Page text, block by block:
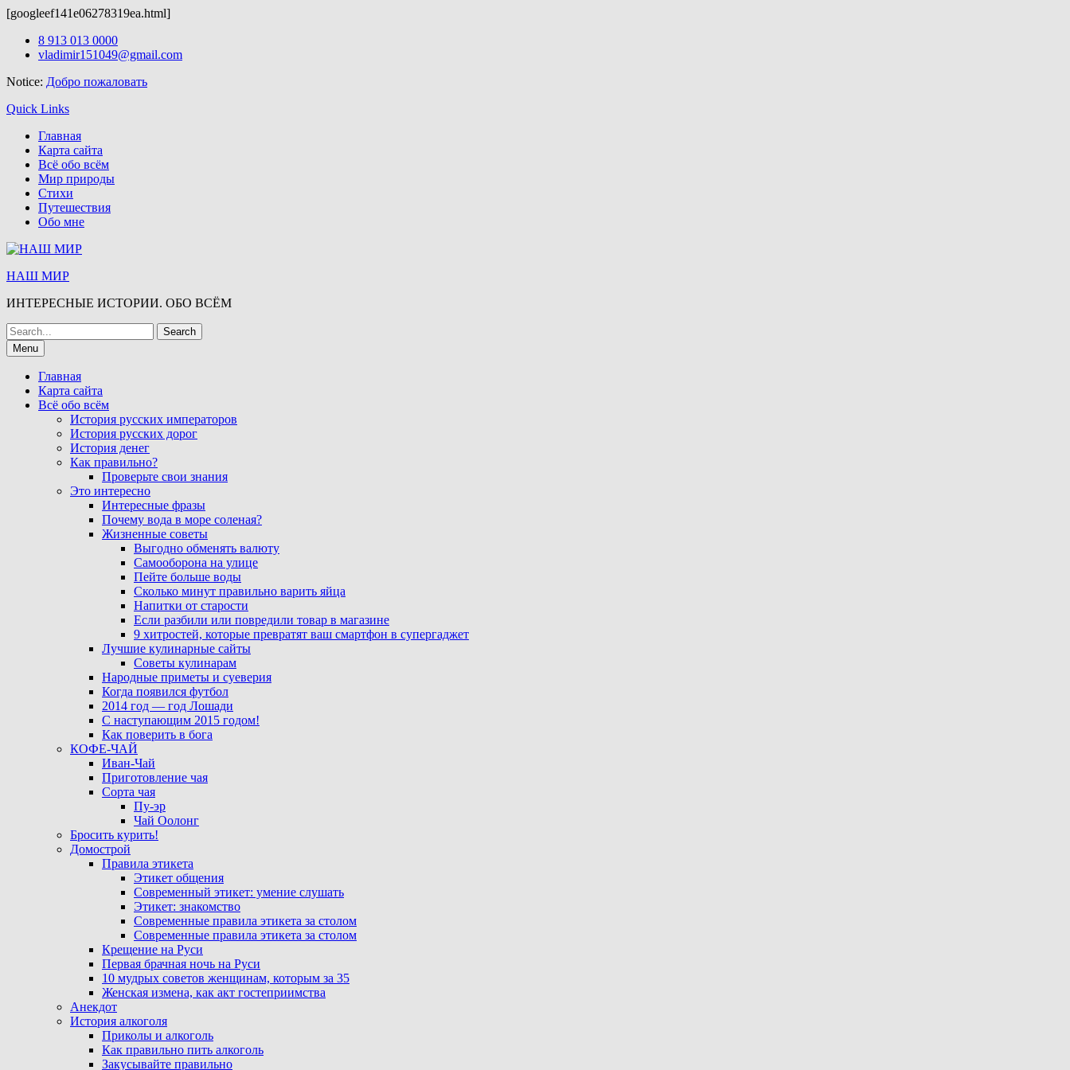
[googleef141e06278319ea.html]
Skip
8 913 013 0000
vladimir151049@gmail.com
Notice: Добро пожаловать
Quick Links
Главная
Карта сайта
Всё обо всём
Мир природы
Стихи
Путешествия
Обо мне
НАШ МИР
ИНТЕРЕСНЫЕ ИСТОРИИ. ОБО ВСЁМ
Search
for:Menu
Главная
Карта сайта
Всё обо всём
История русских императоров
История русских дорог
История денег
Как правильно?
Проверьте свои знания
Это интересно
Интересные фразы
Почему вода в море соленая?
Жизненные советы
Выгодно обменять валюту
Самооборона на улице
Пейте больше воды
Сколько минут правильно варить яйца
Напитки от старости
Если разбили или повредили товар в магазине
9 хитростей, которые превратят ваш смартфон в супергаджет
Лучшие кулинарные сайты
Советы кулинарам
Народные приметы и суеверия
Когда появился футбол
2014 год — год Лошади
С наступающим 2015 годом!
Как поверить в бога
КОФЕ-ЧАЙ
Иван-Чай
Приготовление чая
Сорта чая
Пу-эр
Чай Оолонг
Бросить курить!
Домострой
Правила этикета
Этикет общения
Современный этикет: умение слушать
Этикет: знакомство
Современные правила этикета за столом
Современные правила этикета за столом
Крещение на Руси
Первая брачная ночь на Руси
10 мудрых советов женщинам, которым за 35
Женская измена, как акт гостеприимства
Анекдот
История алкоголя
Приколы и алкоголь
Как правильно пить алкоголь
Закусывайте правильно